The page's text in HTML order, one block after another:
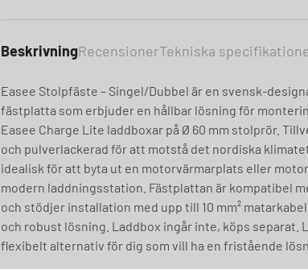
BeskrivningRecensionerTekniska
Easee Stolpfäste – Singel/Dubbel är en svensk-
fästplatta som erbjuder en hållbar lösning för
Easee Charge Lite laddboxar på Ø 60 mm stolprör.
och pulverlackerad för att motstå det nordiska
idealisk för att byta ut en motorvärmarplats eller
modern laddningsstation. Fästplattan är kompatibel
och stödjer installation med upp till 10 mm²
och robust lösning. Laddbox ingår inte, köps separat.
flexibelt alternativ för dig som vill ha en fristående